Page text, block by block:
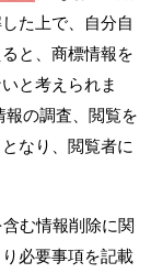
た上で、自分自
と、商標情報を
と考えられま
の調査、閲覧を
なり、閲覧者に
む情報削除に関
り必要事項を記載